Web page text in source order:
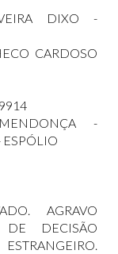
DIXO -
CARDOSO
-
AGRAVO
DE DECISÃO